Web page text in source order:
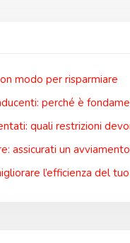
modo per risparmiare
perché è
quali restrizioni
assicurati un
l’efficienza del